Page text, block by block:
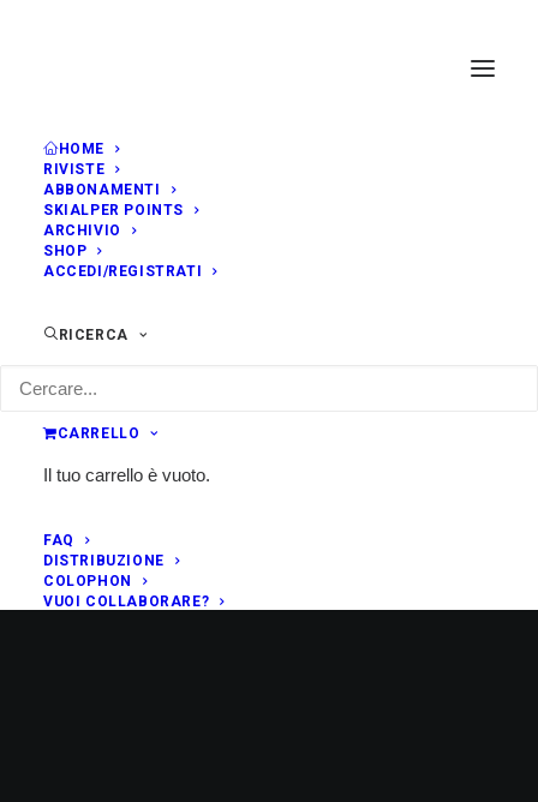
HOME
RIVISTE
ABBONAMENTI
SKIALPER POINTS
ARCHIVIO
SHOP
ACCEDI/REGISTRATI
RICERCA
CARRELLO
Il tuo carrello è vuoto.
FAQ
DISTRIBUZIONE
COLOPHON
VUOI COLLABORARE?